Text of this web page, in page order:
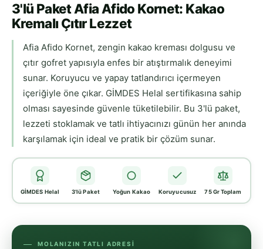
3'lü Paket Afia Afido Kornet: Kakao
Kremalı Çıtır Lezzet
Afia Afido Kornet, zengin kakao kreması dolgusu ve
çıtır gofret yapısıyla enfes bir atıştırmalık deneyimi
sunar. Koruyucu ve yapay tatlandırıcı içermeyen
içeriğiyle öne çıkar. GİMDES Helal sertifikasına sahip
olması sayesinde güvenle tüketilebilir. Bu 3'lü paket,
lezzeti stoklamak ve tatlı ihtiyacınızı günün her anında
karşılamak için ideal ve pratik bir çözüm sunar.
GİMDES Helal 3'lü Paket Yoğun Kakao Koruyucusuz 75 Gr Toplam
MOLANIZIN TATLI ADRESI